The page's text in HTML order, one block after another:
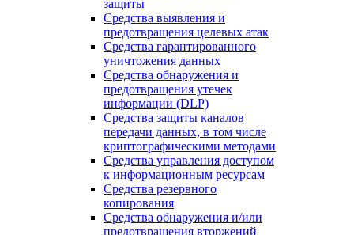
защиты
Средства выявления и
предотвращения целевых атак
Средства гарантированного
уничтожения данных
Средства обнаружения и
предотвращения утечек
информации (DLP)
Средства защиты каналов
передачи данных, в том числе
криптографическими методами
Средства управления доступом
к информационным ресурсам
Средства резервного
копирования
Средства обнаружения и/или
предотвращения вторжений